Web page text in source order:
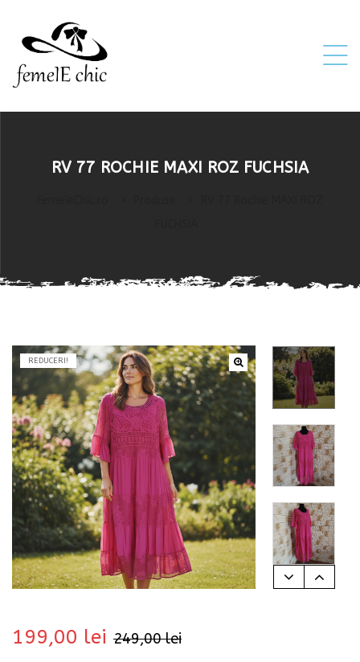
RV 77 ROCHIE MAXI ROZ FUCHSIA
REDUCERI!
249,00lei
199,00 lei